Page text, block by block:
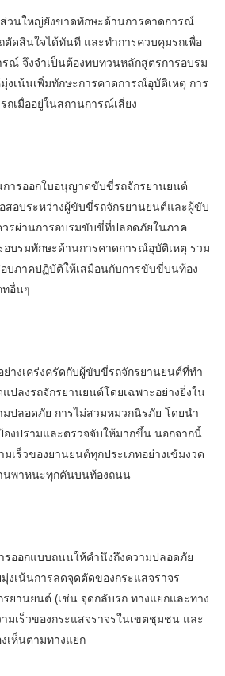
วนใหญ่ยังขาดทักษะด้านการคาดการณ์
ตัดสินใจได้ทันที และทำการควบคุมรถเพื่อ
ณ์ จึงจำเป็นต้องทบทวนหลักสูตรการอบรม
งเน้นเพิ่มทักษะการคาดการณ์อุบัติเหตุ การ
เมื่ออยู่ในสถานการณ์เสี่ยง
ารออกใบอนุญาตขับขี่รถจักรยานยนต์
สอบระหว่างผู้ขับขี่รถจักรยานยนต์และผู้ขับ
รผ่านการอบรมขับขี่ที่ปลอดภัยในภาค
อบรมทักษะด้านการคาดการณ์อุบัติเหตุ รวม
บภาคปฏิบัติให้เสมือนกับการขับขี่บนท้อง
ทอื่นๆ
างเคร่งครัดกับผู้ขับขี่รถจักรยานยนต์ที่ทำ
ปลงรถจักรยานยนต์โดยเฉพาะอย่างยิ่งใน
มปลอดภัย การไม่สวมหมวกนิรภัย โดยนำ
องปรามและตรวจจับให้มากขึ้น นอกจากนี้
เร็วของยานยนต์ทุกประเภทอย่างเข้มงวด
นพาหนะทุกคันบนท้องถนน
รออกแบบถนนให้คำนึงถึงความปลอดภัย
งเน้นการลดจุดตัดของกระแสจราจร
ยานยนต์ (เช่น จุดกลับรถ ทางแยกและทาง
มเร็วของกระแสจราจรในเขตชุมชน และ
เห็นตามทางแยก